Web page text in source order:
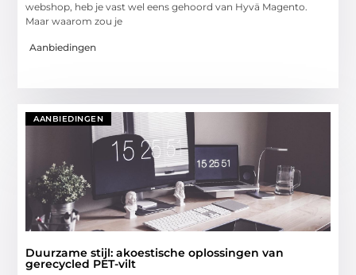
webshop, heb je vast wel eens gehoord van Hyvä Magento.
Maar waarom zou je
Aanbiedingen
AANBIEDINGEN
Duurzame stijl: akoestische oplossingen van
gerecycled PET-vilt